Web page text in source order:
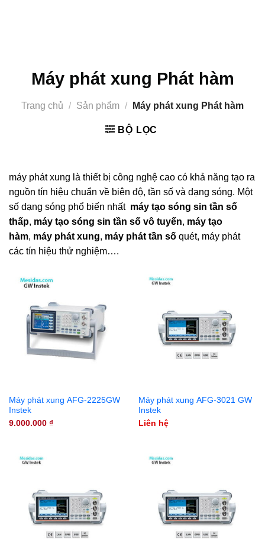
Máy phát xung Phát hàm
Trang chủ / Sản phẩm / Máy phát xung Phát hàm
BỘ LỌC
máy phát xung là thiết bị công nghệ cao có khả năng tạo ra
nguồn tín hiệu chuẩn về biên độ, tần số và dạng sóng. Một
số dạng sóng phổ biến nhất máy tạo sóng sin tần số
thấp, máy tạo sóng sin tần số vô tuyến, máy tạo
hàm, máy phát xung, máy phát tần số quét, máy phát
các tín hiệu thử nghiệm….
Máy phát xung AFG-2225GW
Instek
9.000.000 ₫
Máy phát xung AFG-3021 GW
Instek
Liên hệ